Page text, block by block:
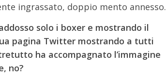
ingrassato, doppio mento annesso.
solo i boxer e mostrando il
pagina Twitter mostrando a tutti
ha accompagnato l’immagine
no?